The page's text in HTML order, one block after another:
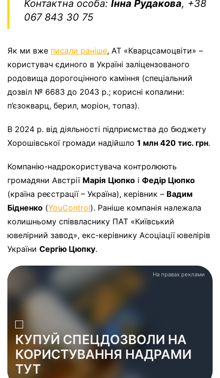
Контактна особа: Інна Рудакова, +38
067 843 30 75
Як ми вже писали раніше, АТ «Кварцсамоцвіти» –
користувач єдиного в Україні заліцензованого
родовища дорогоцінного каміння (спеціальний
дозвіл № 6683 до 2043 р.; корисні копалини:
п’єзокварц, берил, моріон, топаз).
В 2024 р. від діяльності підприємства до бюджету
Хорошівської громади надійшло 1 млн 420 тис. грн.
Компанію-надрокористувача контролюють
громадяни Австрії Марія Цюпко і Федір Цюпко
(країна реєстрації – Україна), керівник – Вадим
Бідненко (YouControl). Раніше компанія належала
колишньому співвласнику ПАТ «Київський
ювелірний завод», екс-керівнику Асоціації ювелірів
України Сергію Цюпку.
На правах реклами
КУПУЙ СПЕЦДОЗВОЛИ НА
КОРИСТУВАННЯ НАДРАМИ
ТУТ